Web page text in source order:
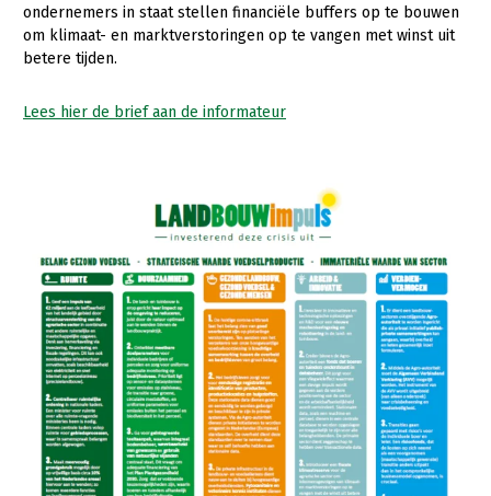
ondernemers in staat stellen financiële buffers op te bouwen
om klimaat- en marktverstoringen op te vangen met winst uit
betere tijden.
Lees hier de brief aan de informateur